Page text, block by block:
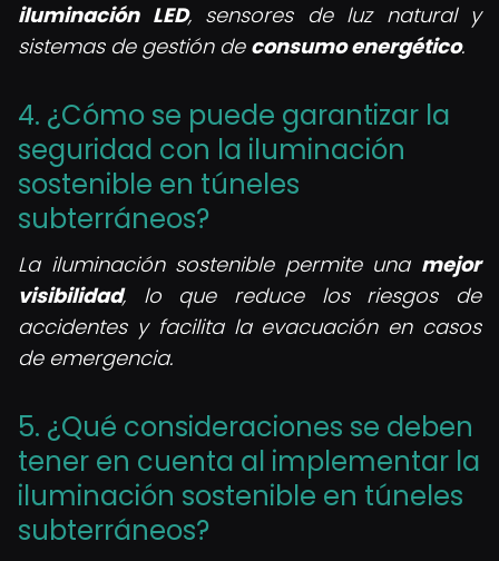
iluminación LED, sensores de luz natural y
sistemas de gestión de consumo energético.
4. ¿Cómo se puede garantizar la
seguridad con la iluminación
sostenible en túneles
subterráneos?
La iluminación sostenible permite una mejor
visibilidad, lo que reduce los riesgos de
accidentes y facilita la evacuación en casos
de emergencia.
5. ¿Qué consideraciones se deben
tener en cuenta al implementar la
iluminación sostenible en túneles
subterráneos?